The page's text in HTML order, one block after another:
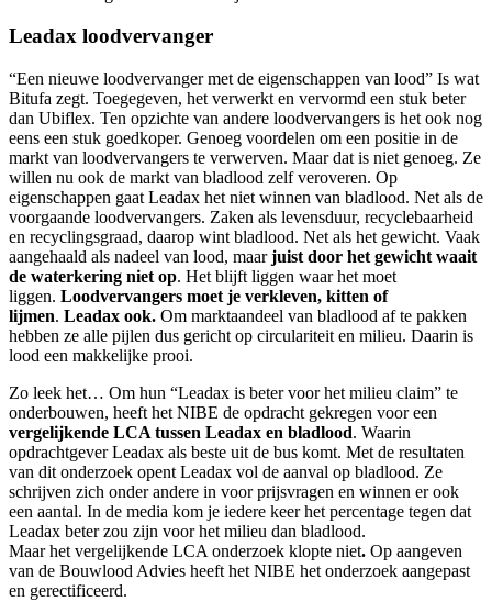
Leadax loodvervanger
“Een nieuwe loodvervanger met de eigenschappen van lood” Is wat
Bitufa zegt. Toegegeven, het verwerkt en vervormd een stuk beter
dan Ubiflex. Ten opzichte van andere loodvervangers is het ook nog
eens een stuk goedkoper. Genoeg voordelen om een positie in de
markt van loodvervangers te verwerven. Maar dat is niet genoeg. Ze
willen nu ook de markt van bladlood zelf veroveren. Op
eigenschappen gaat Leadax het niet winnen van bladlood. Net als de
voorgaande loodvervangers. Zaken als levensduur, recyclebaarheid
en recyclingsgraad, daarop wint bladlood. Net als het gewicht. Vaak
aangehaald als nadeel van lood, maarjuist door het gewicht waait
de waterkering niet op. Het blijft liggen waar het moet
liggen. Loodvervangers moet je verkleven, kitten of
lijmen. Leadax ook. Om marktaandeel van bladlood af te pakken
hebben ze alle pijlen dus gericht op circulariteit en milieu. Daarin is
lood een makkelijke prooi.
Zo leek het… Om hun “Leadax is beter voor het milieu claim” te
onderbouwen, heeft het NIBE de opdracht gekregen voor een
vergelijkende LCA tussen Leadax en bladlood. Waarin
opdrachtgever Leadax als beste uit de bus komt. Met de resultaten
van dit onderzoek opent Leadax vol de aanval op bladlood. Ze
schrijven zich onder andere in voor prijsvragen en winnen er ook
een aantal. In de media kom je iedere keer het percentage tegen dat
Leadax beter zou zijn voor het milieu dan bladlood.
Maar het vergelijkende LCA onderzoek klopte niet. Op aangeven
van de Bouwlood Advies heeft het NIBE het onderzoek aangepast
en gerectificeerd.